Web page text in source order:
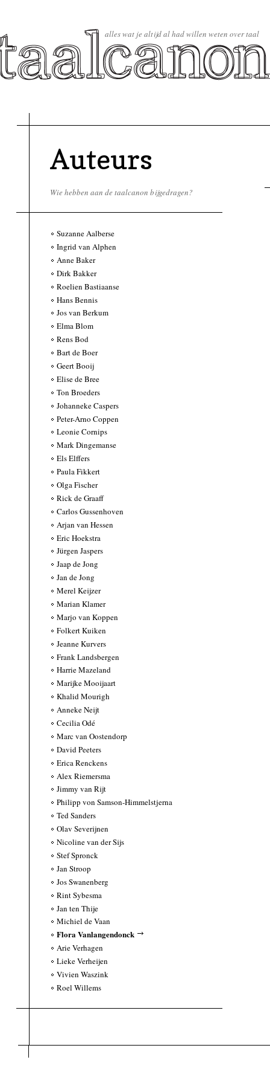
alles wat je altijd al had willen weten over taal
Auteurs
Wie hebben aan de taalcanon bijgedragen?
Suzanne Aalberse
Ingrid van Alphen
Anne Baker
Dirk Bakker
Roelien Bastiaanse
Hans Bennis
Jos van Berkum
Elma Blom
Rens Bod
Bart de Boer
Geert Booij
Elise de Bree
Ton Broeders
Johanneke Caspers
Peter-Arno Coppen
Leonie Cornips
Mark Dingemanse
Els Elffers
Paula Fikkert
Olga Fischer
Rick de Graaff
Carlos Gussenhoven
Arjan van Hessen
Eric Hoekstra
Jürgen Jaspers
Jaap de Jong
Jan de Jong
Merel Keijzer
Marian Klamer
Marjo van Koppen
Folkert Kuiken
Jeanne Kurvers
Frank Landsbergen
Harrie Mazeland
Marijke Mooijaart
Khalid Mourigh
Anneke Neijt
Cecilia Odé
Marc van Oostendorp
David Peeters
Erica Renckens
Alex Riemersma
Jimmy van Rijt
Philipp von Samson-Himmelstjerna
Ted Sanders
Olav Severijnen
Nicoline van der Sijs
Stef Spronck
Jan Stroop
Jos Swanenberg
Rint Sybesma
Jan ten Thije
Michiel de Vaan
Flora Vanlangendonck
Arie Verhagen
Lieke Verheijen
Vivien Waszink
Roel Willems